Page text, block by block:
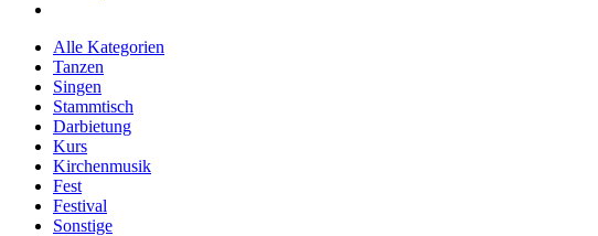
Alle Kategorien
Tanzen
Singen
Stammtisch
Darbietung
Kurs
Kirchenmusik
Fest
Festival
Sonstige